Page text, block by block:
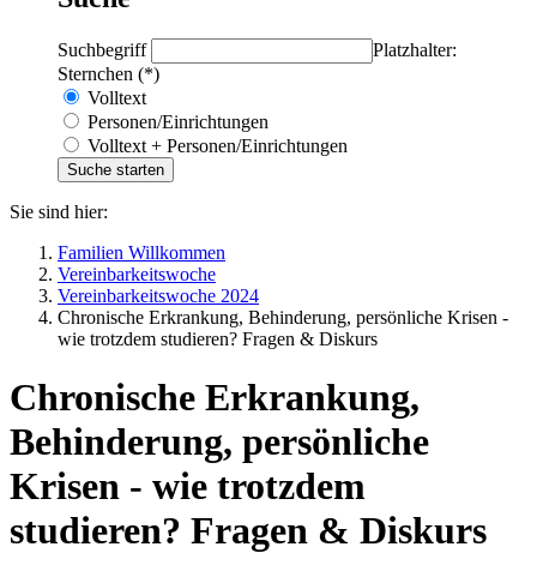
Suchbegriff
Platzhalter:
Sternchen (*)
Volltext
Personen/Einrichtungen
Volltext + Personen/Einrichtungen
Sie sind hier:
Familien Willkommen
Vereinbarkeitswoche
Vereinbarkeitswoche 2024
Chronische Erkrankung, Behinderung, persönliche Krisen -
wie trotzdem studieren? Fragen & Diskurs
Chronische Erkrankung,
Behinderung, persönliche
Krisen - wie trotzdem
studieren? Fragen & Diskurs